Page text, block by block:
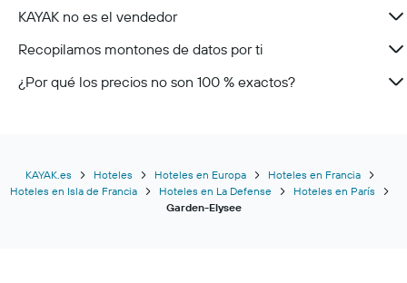
KAYAK no es el vendedor
Recopilamos montones de datos por ti
¿Por qué los precios no son 100 % exactos?
KAYAK.es Hoteles Hoteles en Europa
Hoteles en Francia
Hoteles en Isla de Francia
Hoteles en La Defense
Hoteles en París
Garden-Elysee